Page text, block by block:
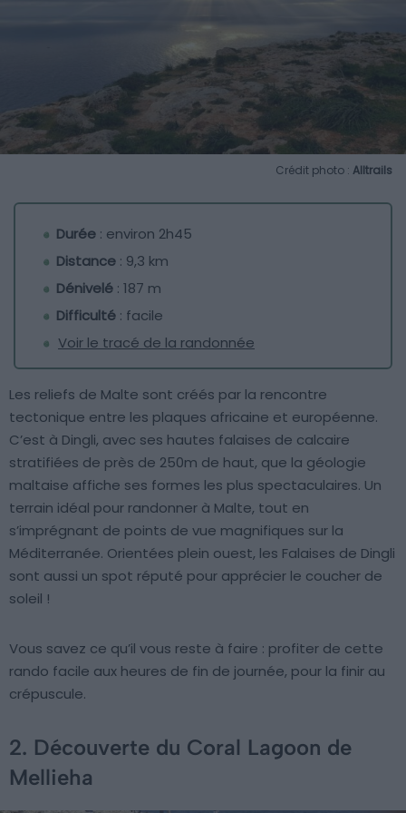
Crédit photo : Alltrails
Durée : environ 2h45
Distance : 9,3 km
Dénivelé : 187 m
Difficulté : facile
Voir le tracé de la randonnée
Les reliefs de Malte sont créés par la rencontre
tectonique entre les plaques africaine et européenne.
C’est à Dingli, avec ses hautes falaises de calcaire
stratifiées de près de 250m de haut, que la géologie
maltaise affiche ses formes les plus spectaculaires. Un
terrain idéal pour randonner à Malte, tout en
s’imprégnant de points de vue magnifiques sur la
Méditerranée. Orientées plein ouest, les Falaises de Dingli
sont aussi un spot réputé pour apprécier le coucher de
soleil !
Vous savez ce qu’il vous reste à faire : profiter de cette
rando facile aux heures de fin de journée, pour la finir au
crépuscule.
2. Découverte du Coral Lagoon de
Mellieha